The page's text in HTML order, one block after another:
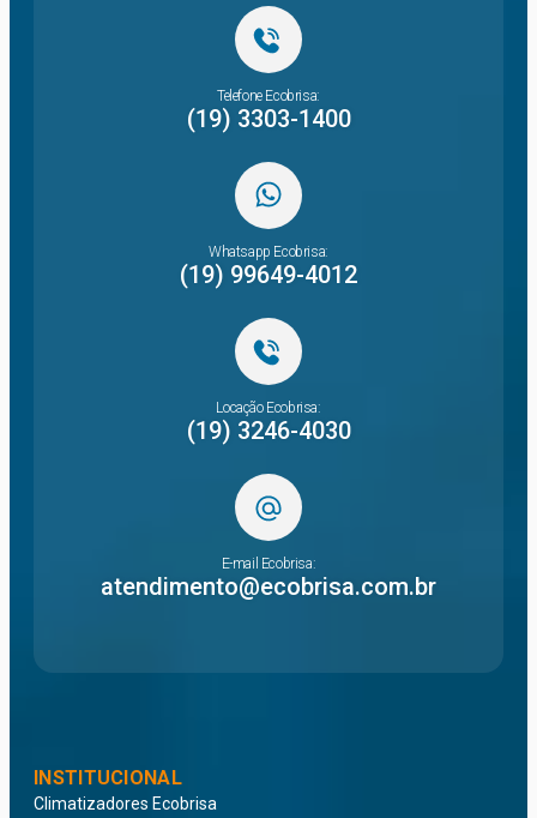
Telefone Ecobrisa:
(19) 3303-1400
Whatsapp Ecobrisa:
(19) 99649-4012
Locação Ecobrisa:
(19) 3246-4030
E-mail Ecobrisa:
atendimento@ecobrisa.com.br
INSTITUCIONAL
Climatizadores Ecobrisa